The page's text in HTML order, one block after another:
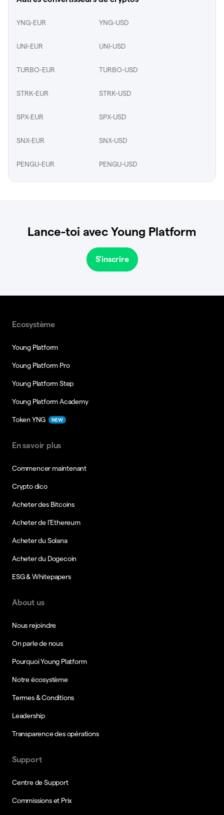
YNG-EUR YNG-USD
UNI-EUR UNI-USD
TURBO-EUR TURBO-USD
STRK-EUR STRK-USD
SPX-EUR SPX-USD
SNX-EUR SNX-USD
PENGU-EUR PENGU-USD
Lance-toi avec Young Platform
S'inscrire
Ecosystème
Young Platform
Young Platform Pro
Young Platform Step
Young Platform Academy
Token YNG NEW
En savoir plus
Commencer maintenant
Crypto dico
Acheter des Bitcoins
Acheter de l’Ethereum
Acheter du Solana
Acheter du Dogecoin
ESG & Whitepapers
About us
Nous rejoindre
On parle de nous
Pourquoi Young Platform
Notre écosystème
Termes & Conditions
Leadership
Transparence des opérations
Support
Centre de Support
Commissions et Prix